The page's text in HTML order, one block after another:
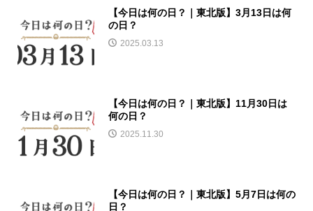
【今日は何の日？｜東北版】3月13日は何
の日？
2025.03.13
【今日は何の日？｜東北版】11月30日は
何の日？
2025.11.30
【今日は何の日？｜東北版】5月7日は何の
日？